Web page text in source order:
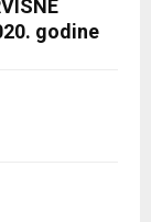
godine